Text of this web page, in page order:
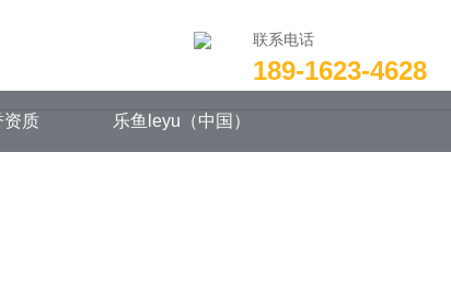
联系电话
189-1623-4628
资质 乐鱼leyu（中国）